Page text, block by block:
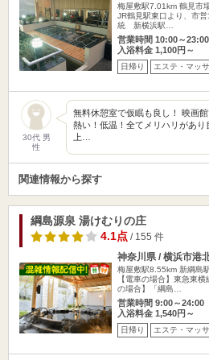
梅屋敷駅7.01km 鶴見市
JR鶴見駅東口より、市
統 新横浜駅…
営業時間 10:00～23:00
入浴料金 1,100円～
日帰り エステ・マッ
30代 男
性
無料休憩室で仮眠も良し！ 映画
熱い！低温！全てメリハリがあ
上…
関連情報から探す
綱島源泉 湯けむりの庄
4.1点/ 155 件
神奈川県 / 横浜市港
梅屋敷駅8.55km 新綱島
【電車の場合】東急東
の場合】「綱島…
営業時間 9:00～24:00
入浴料金 1,540円～
日帰り エステ・マッ